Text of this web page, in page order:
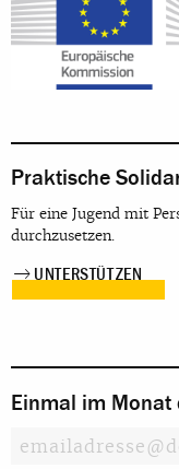
Praktische
Für eine Jugend mit
durchzusetzen.
UNTERSTÜTZEN
Einmal im Monat